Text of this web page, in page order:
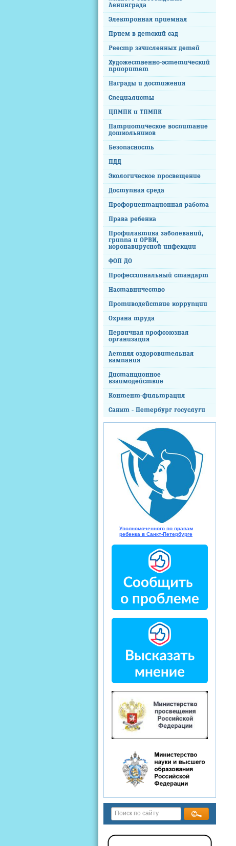
Ленинграда
Электронная приемная
Прием в детский сад
Реестр зачисленных детей
Художественно-эстетический
приоритет
Награды и достижения
Специалисты
ЦПМПК и ТПМПК
Патриотическое воспитание
дошкольников
Безопасность
ПДД
Экологическое просвещение
Доступная среда
Профориентационная работа
Права ребенка
Профилактика заболеваний,
гриппа и ОРВИ,
коронавирусной инфекции
ФОП ДО
Профессиональный стандарт
Наставничество
Противодействие коррупции
Охрана труда
Первичная профсоюзная
организация
Летняя оздоровительная
кампания
Дистанционное
взаимодействие
Контент-фильтрация
Санкт - Петербург госуслуги
Уполномоченного по правам
ребенка в Санкт-Петербурге